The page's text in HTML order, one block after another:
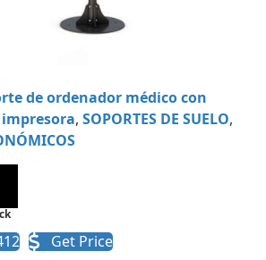
de ordenador médico con
, SOPORTES DE SUELO,
Get Price